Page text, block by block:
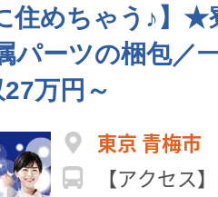
住めちゃう♪】
パーツの梱包／
万円～
東京 青梅市
【アクセス